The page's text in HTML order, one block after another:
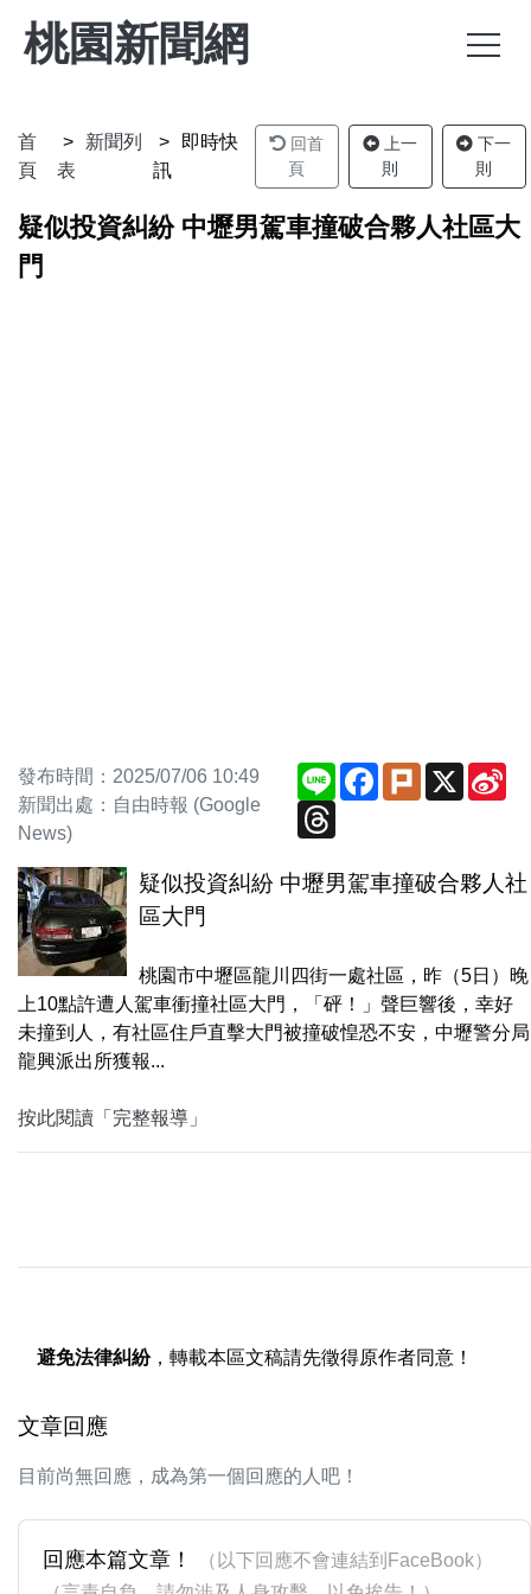
桃園新聞網
首
頁
新聞列
表
即時快
訊
回首
頁
上一
則
下一
則
疑似投資糾紛 中壢男駕車撞破合夥人社區大
門
發布時間：2025/07/06 10:49
新聞出處：自由時報 (Google
News)
Line Facebook
Plurk X
疑似投資糾紛 中壢男駕車撞破合夥人社
區大門
桃園市中壢區龍川四街一處社區，昨（5日）晚
上10點許遭人駕車衝撞社區大門，「砰！」聲巨響後，幸好
未撞到人，有社區住戶直擊大門被撞破惶恐不安，中壢警分局
龍興派出所獲報...
按此閱讀「完整報導」
避免法律糾紛，轉載本區文稿請先徵得原作者同意！
文章回應
目前尚無回應，成為第一個回應的人吧！
回應本篇文章！
（以下回應不會連結到FaceBook）